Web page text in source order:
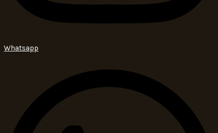
Whatsapp